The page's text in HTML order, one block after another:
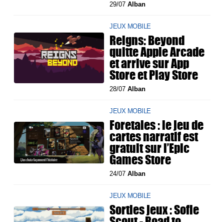
29/07Alban
JEUX MOBILE
Reigns: Beyond
quitte Apple Arcade
et arrive sur App
Store et Play Store
28/07Alban
JEUX MOBILE
Foretales : le jeu de
cartes narratif est
gratuit sur l’Epic
Games Store
24/07Alban
JEUX MOBILE
Sorties jeux : Sofie